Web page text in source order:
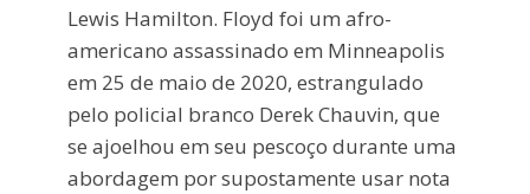
Lewis Hamilton. Floyd foi um afro-
americano assassinado em Minneapolis
em 25 de maio de 2020, estrangulado
pelo policial branco Derek Chauvin, que
se ajoelhou em seu pescoço durante uma
abordagem por supostamente usar nota